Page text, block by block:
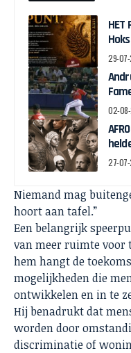
HET
29-
02-
27-
Niemand mag
hoort aan tafel.”
Een belangrijk
van meer ruimte voor
hem hangt de
mogelijkheden die
ontwikkelen en in te
Hij benadrukt dat
worden door
discriminatie of